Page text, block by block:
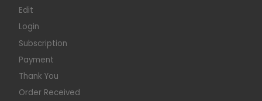
Edit
Login
Subscription
Payment
Thank You
Order Received